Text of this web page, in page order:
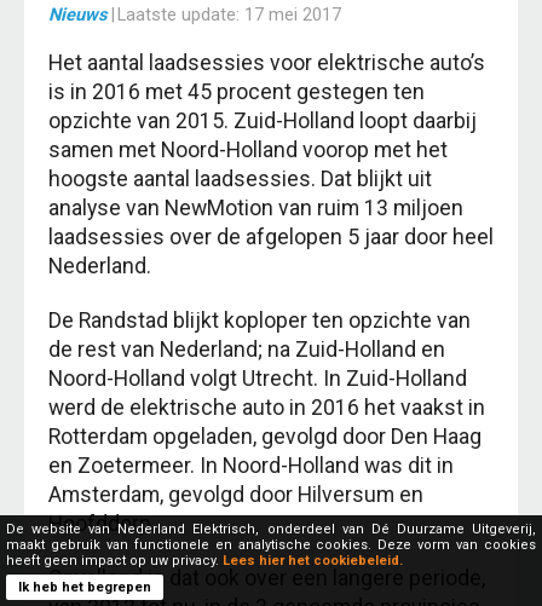
Nieuws|Laatste update: 17 mei 2017
Het aantal laadsessies voor elektrische auto’s
is in 2016 met 45 procent gestegen ten
opzichte van 2015. Zuid-Holland loopt daarbij
samen met Noord-Holland voorop met het
hoogste aantal laadsessies. Dat blijkt uit
analyse van NewMotion van ruim 13 miljoen
laadsessies over de afgelopen 5 jaar door heel
Nederland.
De Randstad blijkt koploper ten opzichte van
de rest van Nederland; na Zuid-Holland en
Noord-Holland volgt Utrecht. In Zuid-Holland
werd de elektrische auto in 2016 het vaakst in
Rotterdam opgeladen, gevolgd door Den Haag
en Zoetermeer. In Noord-Holland was dit in
Amsterdam, gevolgd door Hilversum en
Hoofddorp.
Opvallend is dat ook over een langere periode,
De website van Nederland Elektrisch, onderdeel van Dé Duurzame Uitgeverij,
maakt gebruik van functionele en analytische cookies. Deze vorm van cookies
heeft geen impact op uw privacy. Lees hier het cookiebeleid.
Ik heb het begrepen